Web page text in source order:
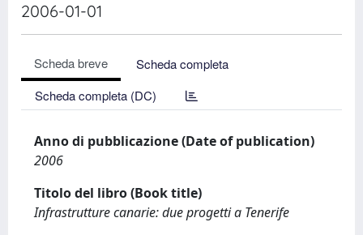
2006-01-01
Scheda breve
Scheda completa
Scheda completa (DC)
Anno di pubblicazione (Date of publication)
2006
Titolo del libro (Book title)
Infrastrutture canarie: due progetti a Tenerife